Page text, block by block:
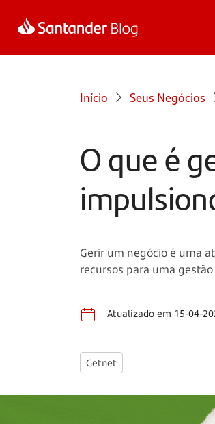
Início Seus Negócios
O que é
Gerir um negócio é uma
recursos para uma
Atualizado em 15-04-
Getnet